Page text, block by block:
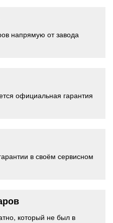
напрямую от завода
официальная гарантия
в своём сервисном
который не был в